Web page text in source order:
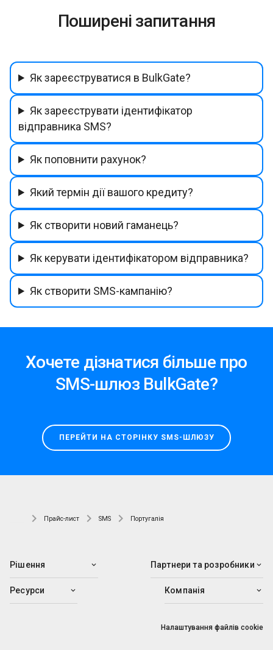
Поширені запитання
Як зареєструватися в BulkGate?
Як зареєструвати ідентифікатор
відправника SMS?
Як поповнити рахунок?
Який термін дії вашого кредиту?
Як створити новий гаманець?
Як керувати ідентифікатором відправника?
Як створити SMS-кампанію?
Хочете дізнатися більше про
SMS-шлюз BulkGate?
ПЕРЕЙТИ НА СТОРІНКУ SMS-ШЛЮЗУ
Прайс-лист SMS Португалія
Рішення Партнери та розробники
Ресурси Компанія
Налаштування файлів cookie